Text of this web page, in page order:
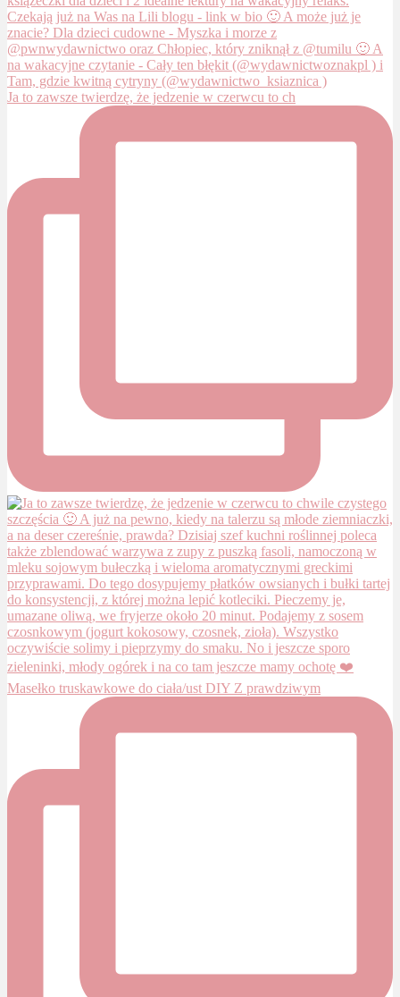
Ja to zawsze twierdzę, że jedzenie w czerwcu to ch
Masełko truskawkowe do ciała/ust DIY Z prawdziwym